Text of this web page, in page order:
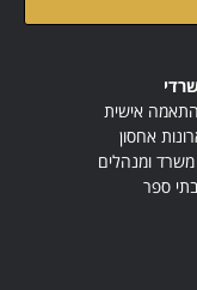
אישית
אחסון
ומנהלים
ספר